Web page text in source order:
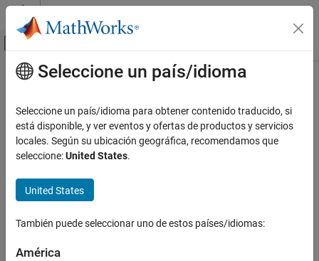
Saltar al contenido
Mostrar/ocultar menú de navegación
Inicio de Documentación
Contenido principal
How useful was this information?
Seleccione un país/idioma
Seleccione un país/idioma para obtener contenido traducido, si
está disponible, y ver eventos y ofertas de productos y servicios
locales. Según su ubicación geográfica, recomendamos que
seleccione:United States.
United States
También puede seleccionar uno de estos países/idiomas:
América